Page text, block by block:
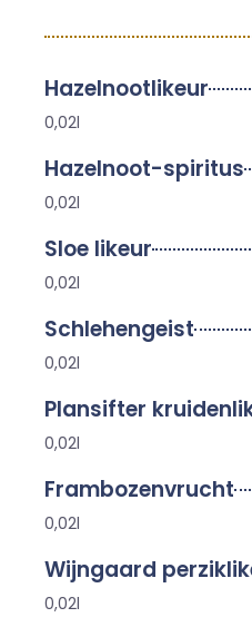
Hazelnootlikeur
0,02l
Hazelnoot-spiritus
0,02l
Sloe likeur
0,02l
Schlehengeist
0,02l
Plansifter
0,02l
Frambozenvrucht
0,02l
Wijngaard
0,02l